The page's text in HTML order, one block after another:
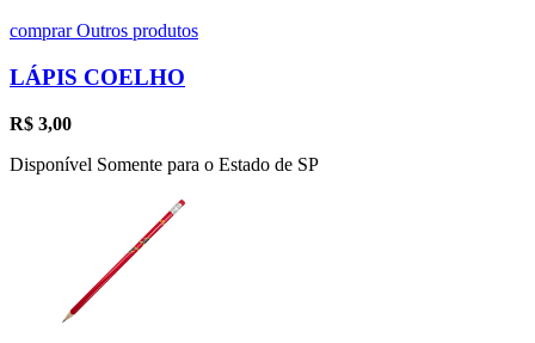
comprarOutros produtos
LÁPIS COELHO
R$ 3,00
Disponível Somente para o Estado de SP